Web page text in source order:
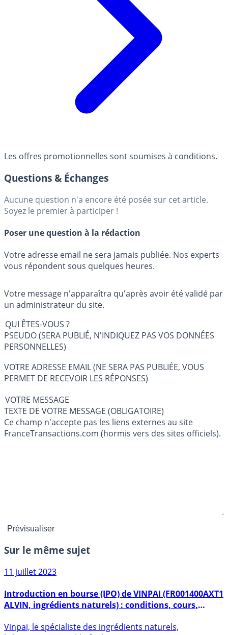
Les offres promotionnelles sont soumises à conditions.
Questions & Échanges
Aucune question n'a encore été posée sur cet article.
Soyez le premier à participer !
Poser une question à la rédaction
Votre adresse email ne sera jamais publiée. Nos experts
vous répondent sous quelques heures.
Votre message n'apparaîtra qu'après avoir été validé par
un administrateur du site.
QUI ÊTES-VOUS ?
PSEUDO (SERA PUBLIÉ, N'INDIQUEZ PAS VOS DONNÉES
PERSONNELLES)
VOTRE ADRESSE EMAIL (NE SERA PAS PUBLIÉE, VOUS
PERMET DE RECEVOIR LES RÉPONSES)
VOTRE MESSAGE
TEXTE DE VOTRE MESSAGE (OBLIGATOIRE)
Ce champ n'accepte pas les liens externes au site
FranceTransactions.com (hormis vers des sites officiels).
Sur le même sujet
11 juillet 2023
ALVIN, ingrédients naturels) : conditions, cours,